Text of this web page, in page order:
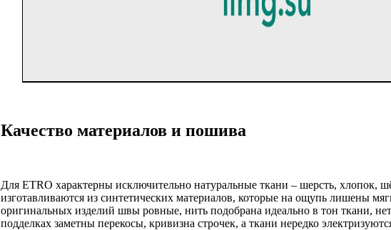
Качество материалов и пошива
Для ETRO характерны исключительно натуральные ткани – шерсть, хлопок,
изготавливаются из синтетических материалов, которые на ощупь лишены
оригинальных изделий швы ровные, нить подобрана идеально в тон ткани,
подделках заметны перекосы, кривизна строчек, а ткани нередко